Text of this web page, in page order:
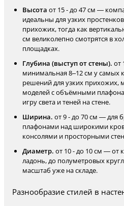
Высота от 15 - до 47 см —
идеальны для узких
прихожих, тогда как
см великолепно смотрятся в
площадках.
Глубина (выступ от стены). от
минимальная 8–12 см у самых
решений для узких прихожих,
моделей с объёмными
игру света и теней на стене.
Ширина. от 9 - до 70 см — для
плафонами над широкими
консолями и просторными
Диаметр. от 10 - до 10 см —
ладонь, до полуметровых
масштаб уже на складе.
Разнообразие стилей в